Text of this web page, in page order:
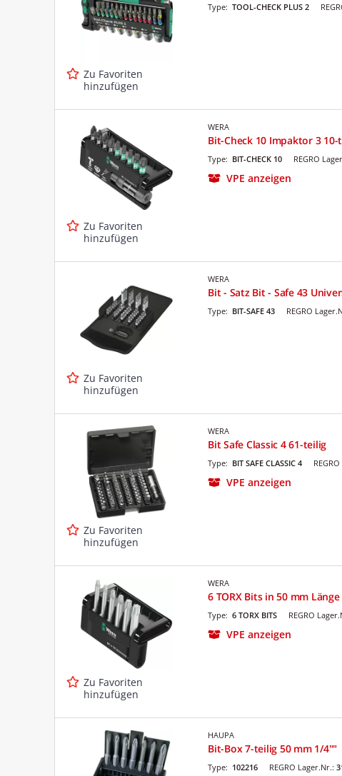
Zu Favoriten
hinzufügen
Type: TOOL-CHECK PLUS 2
Zu Favoriten
hinzufügen
WERA
Bit-Check 10 Impaktor 3
REGRO
Type: BIT-CHECK 10
VPE anzeigen
Zu Favoriten
hinzufügen
WERA
Bit - Satz Bit - Safe 43
REGRO
Type: BIT-SAFE 43
Zu Favoriten
hinzufügen
WERA
Bit Safe Classic 4 61-teilig
Type: BIT SAFE CLASSIC 4
VPE anzeigen
Zu Favoriten
hinzufügen
WERA
6 TORX Bits in 50 mm
REGRO
Type: 6 TORX BITS
VPE anzeigen
HAUPA
Bit-Box 7-teilig 50 mm 1/4""
REGRO Lager.Nr.:
Type: 102216